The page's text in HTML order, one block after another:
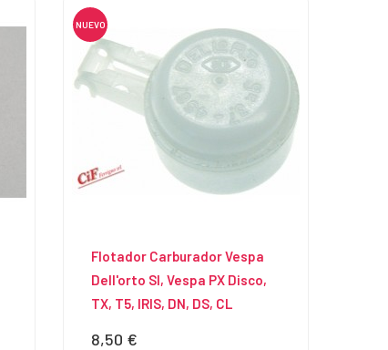
NUEVO
Flotador Carburador Vespa
Dell'orto SI, Vespa PX Disco,
TX, T5, IRIS, DN, DS, CL
Precio
8,50 €